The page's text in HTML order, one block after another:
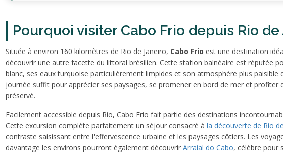
Pourquoi visiter Cabo Frio depuis Rio de
Située à environ 160 kilomètres de Rio de Janeiro, Cabo Frio est une destination
découvrir une autre facette du littoral brésilien. Cette station balnéaire est réputée
blanc, ses eaux turquoise particulièrement limpides et son atmosphère plus paisible
journée suffit pour apprécier ses paysages, se promener en bord de mer et profiter
préservé.
Facilement accessible depuis Rio, Cabo Frio fait partie des destinations
Cette excursion complète parfaitement un séjour consacré à la découverte de Rio
contraste saisissant entre l'effervescence urbaine et les paysages côtiers. Les
davantage les environs pourront également découvrir Arraial do Cabo, célèbre pour